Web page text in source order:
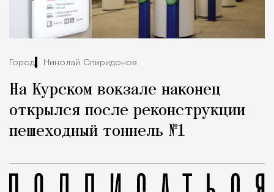
Город Николай Спиридонов
На Курском вокзале наконец
открылся после реконструкции
пешеходный тоннель №1